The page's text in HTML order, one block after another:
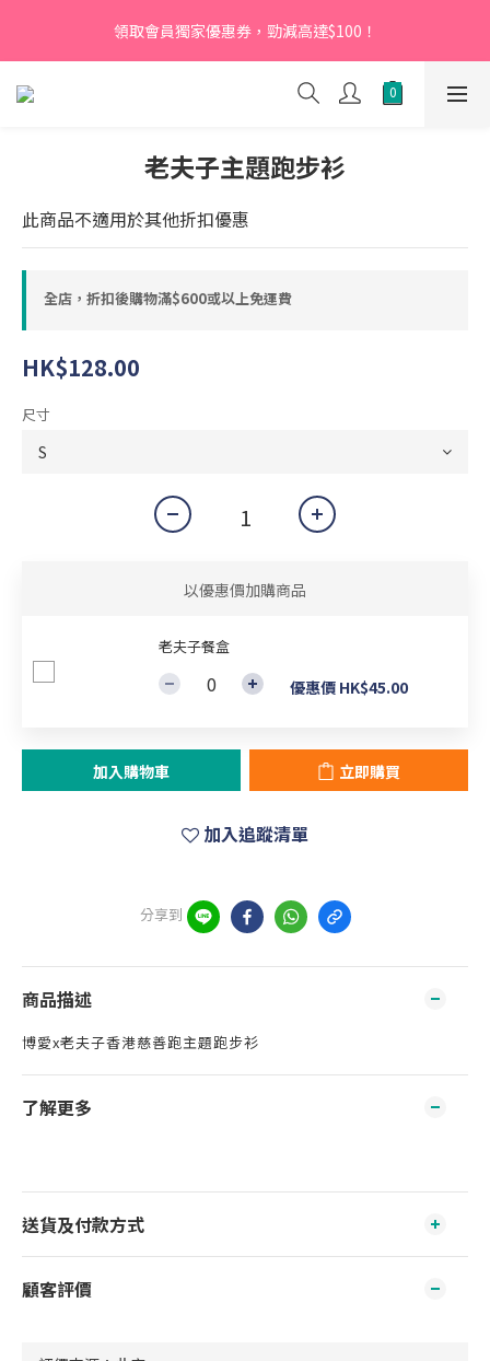
【新會員】即日起至2026月12月31日，首次下單輸入優惠碼
「NEW95」即可享95折
領取會員獨家優惠券，勁減高達$100！
【新會員】即日起至2026月12月31日，首次下單輸入優惠碼
「NEW95」即可享95折
老夫子主題跑步衫
此商品不適用於其他折扣優惠
全店，折扣後購物滿$600或以上免運費
HK$128.00
尺寸
以優惠價加購商品
老夫子餐盒
優惠價 HK$45.00
加入購物車 立即購買
加入追蹤清單
分享到
商品描述
博愛x老夫子香港慈善跑主題跑步衫
了解更多
送貨及付款方式
顧客評價